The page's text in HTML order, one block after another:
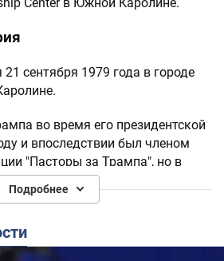
сентября 1979 года в городе
во время его президентской
и впоследствии был членом
"Пасторы за Трампа", но в
на американского лидера,
к списку 16 людей,
Подробнее